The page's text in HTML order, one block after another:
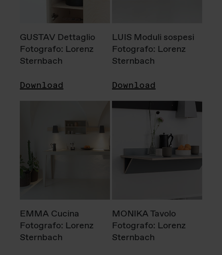
GUSTAV Dettaglio
Fotografo: Lorenz
Sternbach
Download
LUIS Moduli sospesi
Fotografo: Lorenz
Sternbach
Download
EMMA Cucina
Fotografo: Lorenz
Sternbach
MONIKA Tavolo
Fotografo: Lorenz
Sternbach